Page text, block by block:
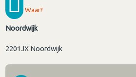
Waar?
Noordwijk
2201JX Noordwijk